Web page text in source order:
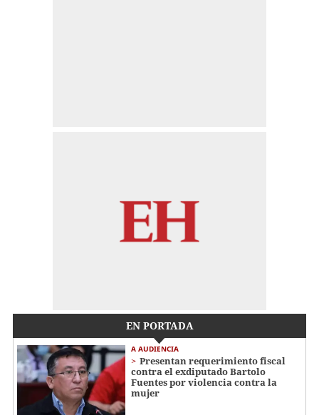
EN PORTADA
A AUDIENCIA
Presentan requerimiento fiscal
contra el exdiputado Bartolo
Fuentes por violencia contra la
mujer